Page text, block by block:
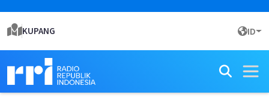
KUPANG ID